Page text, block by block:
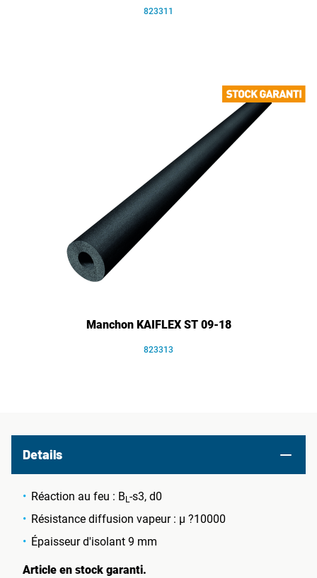
823311
Manchon KAIFLEX ST 09-18
823313
Details
Réaction au feu : B L-s3, d0
Résistance diffusion vapeur : µ ?10000
Épaisseur d'isolant 9 mm
Article en stock garanti.